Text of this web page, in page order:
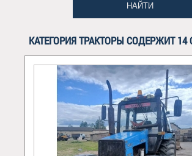
НАЙТИ
КАТЕГОРИЯ ТРАКТОРЫ СОДЕРЖИТ